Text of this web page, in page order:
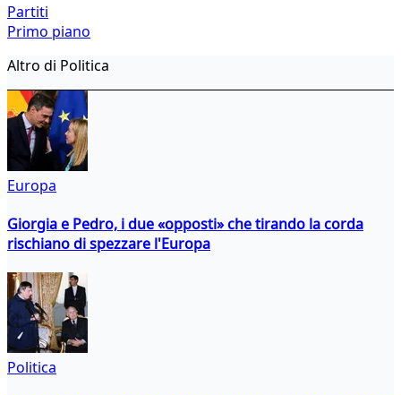
Partiti
Primo piano
Altro di Politica
Europa
Giorgia e Pedro, i due «opposti» che tirando la corda
rischiano di spezzare l'Europa
Politica